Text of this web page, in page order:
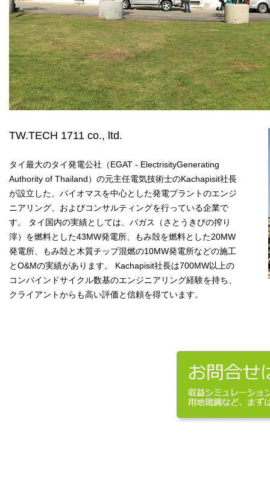
TW.TECH 1711 co., ltd.
タイ最大のタイ発電公社（EGAT - ElectrisityGenerating
Authority of Thailand）の元主任電気技術士のKachapisit社長
が設立した、バイオマスを中心とした発電プラントのエンジ
ニアリング、およびコンサルティングを行っている企業で
す。 タイ国内の実績としては、バガス（さとうきびの搾り
滓）を燃料とした43MW発電所、もみ殻を燃料とした20MW
発電所、もみ殻と木質チップ混燃の10MW発電所などの施工
とO&Mの実績があります。 Kachapisit社長は700MW以上の
コンバインドサイクル数基のエンジニアリング経験を持ち、
クライアントからも高い評価と信頼を得ています。